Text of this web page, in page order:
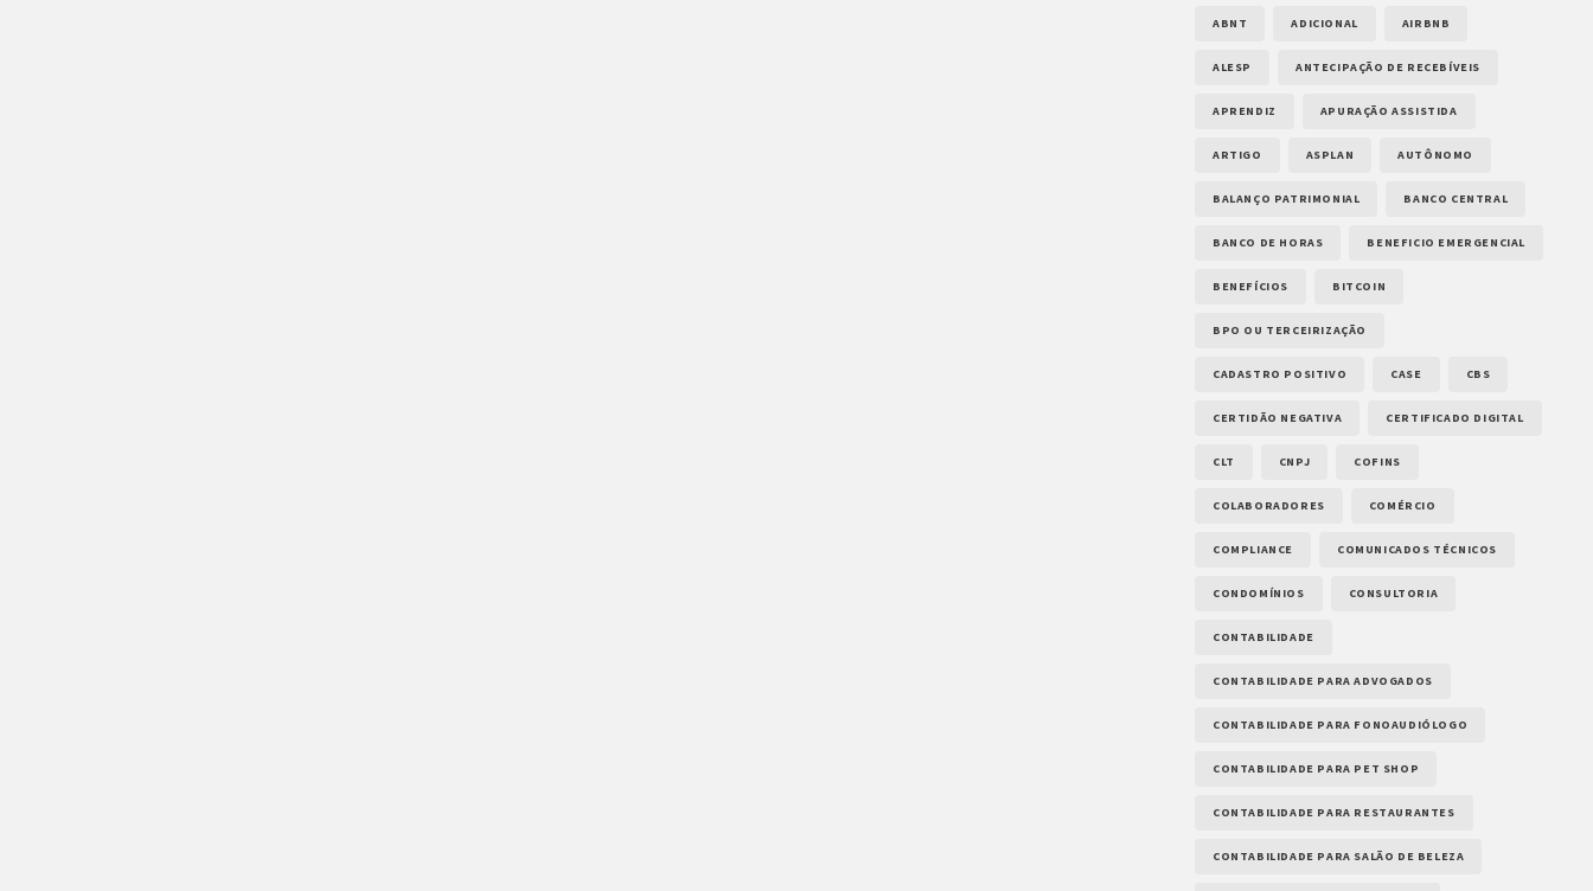
ABNT ADICIONAL AIRBNB
ALESP ANTECIPAÇÃO DE RECEBÍVEIS
APRENDIZ APURAÇÃO ASSISTIDA
ARTIGO ASPLAN AUTÔNOMO
BALANÇO PATRIMONIAL BANCO CENTRAL
BANCO DE HORAS BENEFICIO EMERGENCIAL
BENEFÍCIOS BITCOIN
BPO OU TERCEIRIZAÇÃO
CADASTRO POSITIVO CASE CBS
CERTIDÃO NEGATIVA CERTIFICADO DIGITAL
CLT CNPJ COFINS
COLABORADORES COMÉRCIO
COMPLIANCE COMUNICADOS TÉCNICOS
CONDOMÍNIOS CONSULTORIA
CONTABILIDADE
CONTABILIDADE PARA ADVOGADOS
CONTABILIDADE PARA FONOAUDIÓLOGO
CONTABILIDADE PARA PET SHOP
CONTABILIDADE PARA RESTAURANTES
CONTABILIDADE PARA SALÃO DE BELEZA